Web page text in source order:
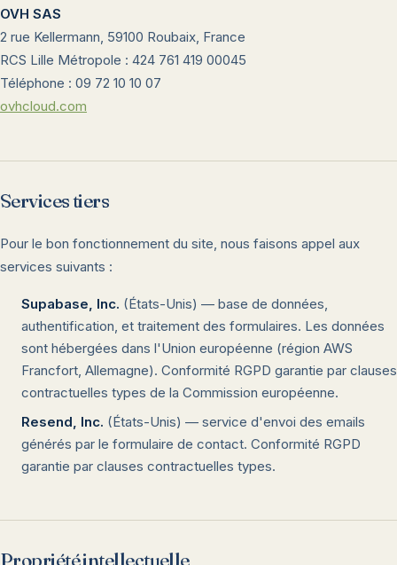
OVH SAS
2 rue Kellermann, 59100 Roubaix, France
RCS Lille Métropole : 424 761 419 00045
Téléphone : 09 72 10 10 07
ovhcloud.com
Services tiers
Pour le bon fonctionnement du site, nous faisons appel aux
services suivants :
Supabase, Inc. (États-Unis) — base de données,
authentification, et traitement des formulaires. Les données
sont hébergées dans l'Union européenne (région AWS
Francfort, Allemagne). Conformité RGPD garantie par clauses
contractuelles types de la Commission européenne.
Resend, Inc. (États-Unis) — service d'envoi des emails
générés par le formulaire de contact. Conformité RGPD
garantie par clauses contractuelles types.
Propriété intellectuelle